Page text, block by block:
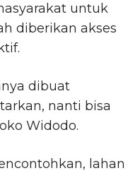
untuk
diberikan akses
dibuat
nanti bisa
Widodo.
lahan